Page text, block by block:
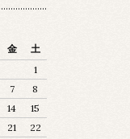
金
土
1
7
8
14
15
21
22